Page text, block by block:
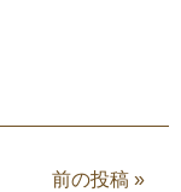
前の投稿 »